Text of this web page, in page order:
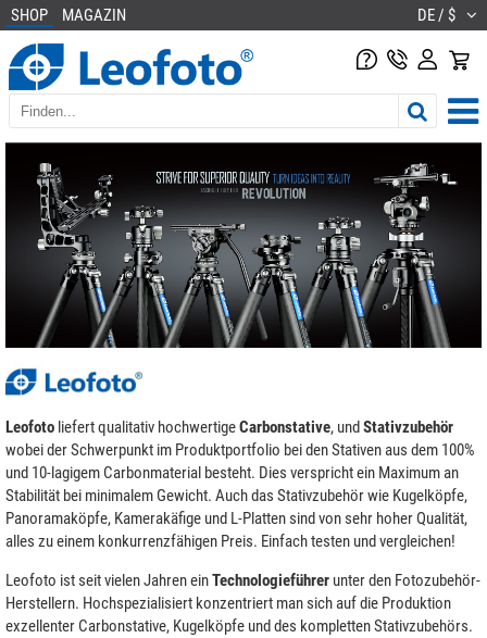
SHOP MAGAZIN DE / $
Leofoto liefert qualitativ hochwertigeCarbonstative, undStativzubehör
wobei der Schwerpunkt im Produktportfolio bei den Stativen aus dem 100%
und 10-lagigem Carbonmaterial besteht. Dies verspricht ein Maximum an
Stabilität bei minimalem Gewicht. Auch das Stativzubehör wie Kugelköpfe,
Panoramaköpfe, Kamerakäfige und L-Platten sind von sehr hoher Qualität,
alles zu einem konkurrenzfähigen Preis. Einfach testen und vergleichen!
Leofoto ist seit vielen Jahren einTechnologieführer unter den Fotozubehör-
Herstellern. Hochspezialisiert konzentriert man sich auf die Produktion
exzellenter Carbonstative, Kugelköpfe und des kompletten Stativzubehörs.